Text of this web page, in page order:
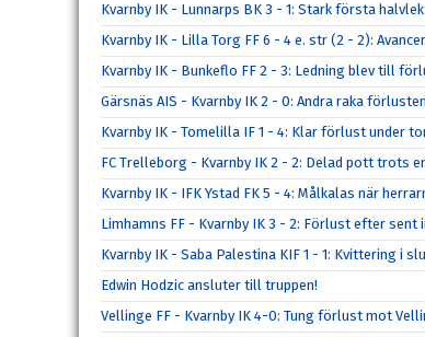
Kvarnby IK - Lunnarps BK 3 - 1: Stark första
Kvarnby IK - Lilla Torg FF 6 - 4 e. str (2 - 2):
Kvarnby IK - Bunkeflo FF 2 - 3: Ledning blev till
Gärsnäs AIS - Kvarnby IK 2 - 0: Andra raka förlusten
Kvarnby IK - Tomelilla IF 1 - 4: Klar förlust under
FC Trelleborg - Kvarnby IK 2 - 2: Delad pott trots
Kvarnby IK - IFK Ystad FK 5 - 4: Målkalas när
Limhamns FF - Kvarnby IK 3 - 2: Förlust efter sent
Kvarnby IK - Saba Palestina KIF 1 - 1: Kvittering i
Edwin Hodzic ansluter till truppen!
Vellinge FF - Kvarnby IK 4-0: Tung förlust mot